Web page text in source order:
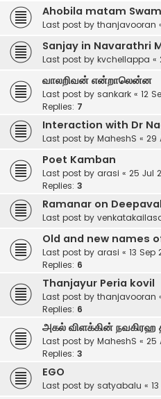
Ahobila matam
Last post by thanjavooran
Sanjay in Navarathri
Last post by kvchellappa «
வாலறிவன் என்றாலென்ன
Last post by sankark « 12
Replies: 7
Interaction with Dr
Last post by MaheshS « 29
Poet Kamban
Last post by arasi « 25 Jul
Replies: 3
Ramanar on
Last post by
Old and new names
Last post by arasi « 13 Sep
Replies: 6
Thanjayur Peria kovil
Last post by thanjavooran
Replies: 6
அகல் விளக்கின் நவகிரஹ
Last post by MaheshS « 25
Replies: 3
EGO
Last post by satyabalu «